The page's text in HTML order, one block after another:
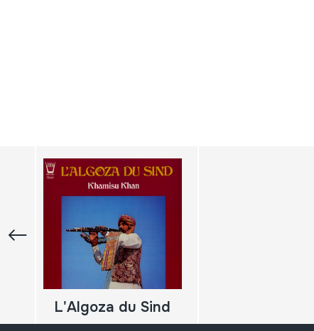
L'Algoza du Sind